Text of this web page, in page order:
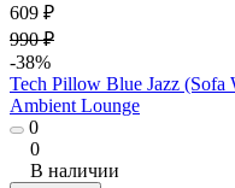
609 ₽
990 ₽
-38%
Tech Pillow Blue Jazz (Sofa
Ambient Lounge
0
0
В наличии